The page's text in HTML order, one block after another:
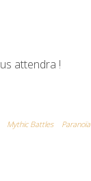
attendra !
Mythic Battles Paranoïa